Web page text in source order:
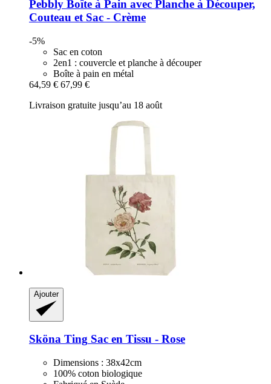
Pebbly Boîte à Pain avec Planche à Découper,
Couteau et Sac -​ Crème
-5%
Sac en coton
2en1 : couvercle et planche à découper
Boîte à pain en métal
64,59 € 67,99 €
Livraison gratuite jusqu’au 18 août
Ajouter
Sköna Ting Sac en Tissu -​ Rose
Dimensions : 38x42cm
100% coton biologique